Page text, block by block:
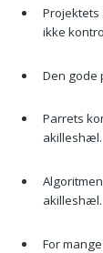
ikke
Den gode
Parrets
akilleshæl.
akilleshæl.
For